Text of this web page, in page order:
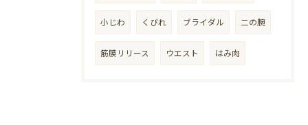
小じわ くびれ ブライダル 二の腕
筋膜リリース ウエスト はみ肉